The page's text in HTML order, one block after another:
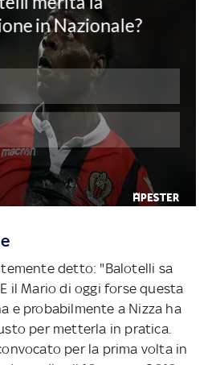
detto: "Balotelli sa
il Mario di oggi forse questa
e probabilmente a Nizza ha
per metterla in pratica.
per la prima volta in